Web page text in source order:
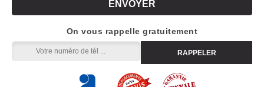
On vous rappelle gratuitement